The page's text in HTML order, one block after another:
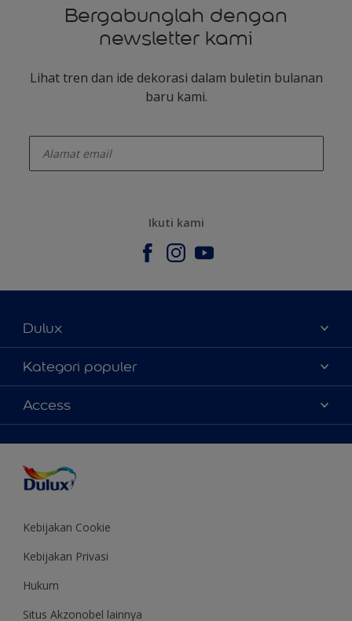
Bergabunglah dengan
newsletter kami
Lihat tren dan ide dekorasi dalam buletin bulanan
baru kami.
Ikuti kami
Dulux
Tentang Kami
Contact us
Temukan toko
Kategori populer
Warna
Produk
Inspirasi
Saran Mendekorasi
Colour of the Year
Access
Kebijakan Cookie
Kebijakan Privasi
Hukum
Situs Akzonobel lainnya